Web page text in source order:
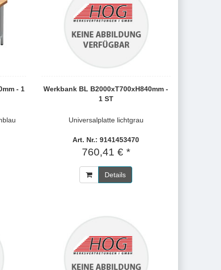
- 1
Werkbank BL B2000xT700xH840mm -
1 ST
Universalplatte lichtgrau
Art. Nr.: 9141453470
760,41 € *
Details